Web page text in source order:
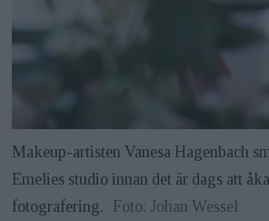
Makeup-artisten Vanesa Hagenbach
Emelies studio innan det är dags att
fotografering.
Foto: Johan Wessel